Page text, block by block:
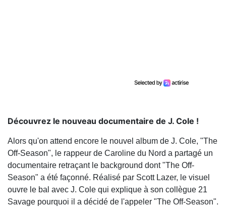
Découvrez le nouveau documentaire de J. Cole !
Alors qu'on attend encore le nouvel album de J. Cole, "The
Off-Season", le rappeur de Caroline du Nord a partagé un
documentaire retraçant le background dont "The Off-
Season" a été façonné. Réalisé par Scott Lazer, le visuel
ouvre le bal avec J. Cole qui explique à son collègue 21
Savage pourquoi il a décidé de l'appeler "The Off-Season".